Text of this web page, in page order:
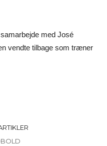
med José
vendte tilbage som træner